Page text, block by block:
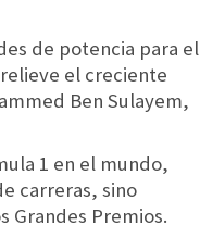
de potencia para el
el creciente
Ben Sulayem,
1 en el mundo,
carreras, sino
Grandes Premios.